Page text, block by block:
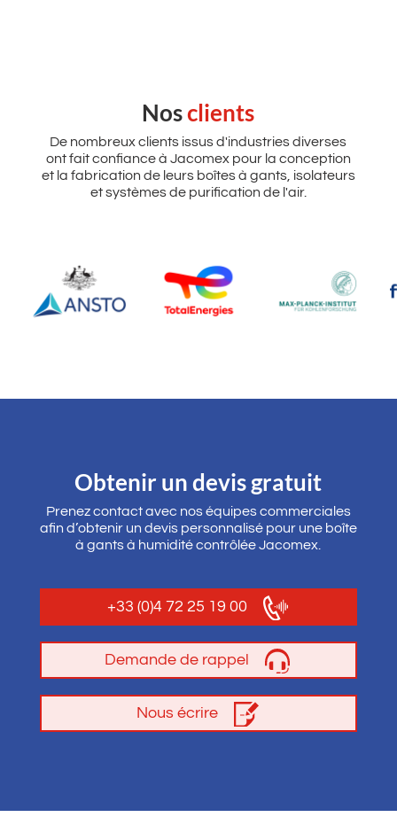
Nosclients
De nombreux clients issus d'industries diverses
ont fait confiance à Jacomex pour la conception
et la fabrication de leurs boîtes à gants, isolateurs
et systèmes de purification de l'air.
Obtenir un devis gratuit
Prenez contact avec nos équipes commerciales
afin d’obtenir un devis personnalisé pour une boîte
à gants à humidité contrôlée Jacomex.
+33 (0)4 72 25 19 00
Demande de rappel
Nous écrire